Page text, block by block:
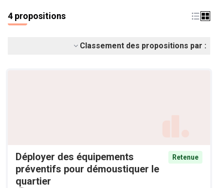
4 propositions
Classement des propositions par :
Déployer des équipements
préventifs pour démoustiquer le
quartier
Retenue